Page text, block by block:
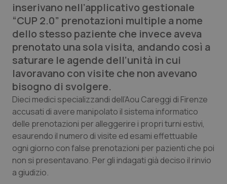
Professionisti Sanitari.AI
Abruzzo
Basilicata
Calabria
Campania
Emilia-Romagna
QS Pro Gold
Artrite & artrosi
Asma & BPCO
Car-T
Colesterolo & coronaropatie
QS Club Newsletter
inserivano nell’applicativo gestionale
“CUP 2.0” prenotazioni multiple a nome
dello stesso paziente che invece aveva
prenotato una sola visita, andando così a
saturare le agende dell’unità in cui
lavoravano con visite che non avevano
bisogno di svolgere.
Dieci medici specializzandi dell’Aou Careggi di Firenze
accusati di avere manipolato il sistema informatico
delle prenotazioni per alleggerire i propri turni estivi,
esaurendo il numero di visite ed esami effettuabile
ogni giorno con false prenotazioni per pazienti che poi
non si presentavano. Per gli indagati già deciso il rinvio
a giudizio.